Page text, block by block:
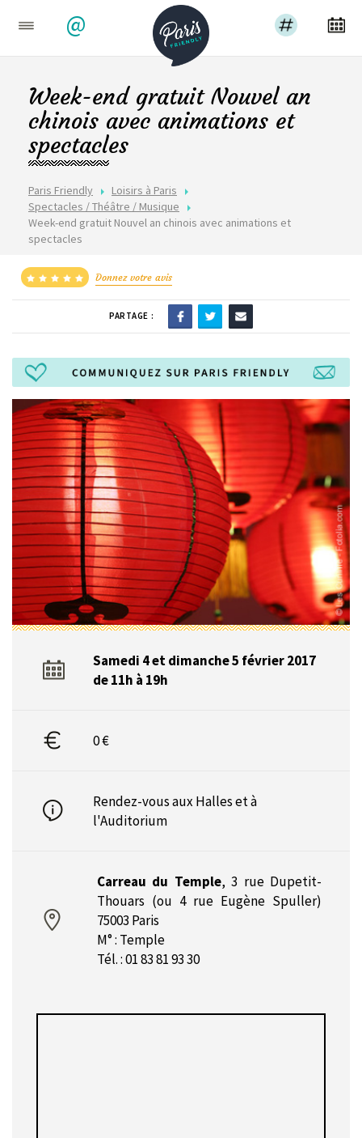
@
Paris Friendly
Loisirs à Paris
Spectacles / Théâtre / Musique
Week-end gratuit Nouvel an chinois avec animations et
spectacles
Week-end gratuit Nouvel an
chinois avec animations et
spectacles
Donnez votre avis
PARTAGE :
Samedi 4 et dimanche 5 février 2017
de 11h à 19h
0 €
Rendez-vous aux Halles et à
l'Auditorium
Carreau du Temple,3 rue Dupetit-
Thouars (ou 4 rue Eugène Spuller)
75003 Paris
M° : Temple
Tél. : 01 83 81 93 30